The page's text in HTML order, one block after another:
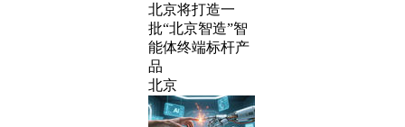
北京将打造一
批“北京智造”智
能体终端标杆产
品
北京